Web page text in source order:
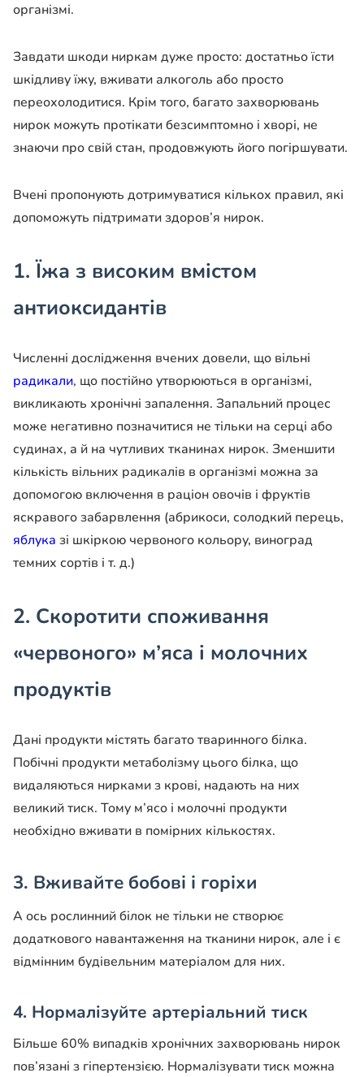
організмі.
Завдати шкоди ниркам дуже просто: достатньо їсти
шкідливу їжу, вживати алкоголь або просто
переохолодитися. Крім того, багато захворювань
нирок можуть протікати безсимптомно і хворі, не
знаючи про свій стан, продовжують його погіршувати.
Вчені пропонують дотримуватися кількох правил, які
допоможуть підтримати здоров’я нирок.
1. Їжа з високим вмістом
антиоксидантів
Численні дослідження вчених довели, що вільні
радикали, що постійно утворюються в організмі,
викликають хронічні запалення. Запальний процес
може негативно позначитися не тільки на серці або
судинах, а й на чутливих тканинах нирок. Зменшити
кількість вільних радикалів в організмі можна за
допомогою включення в раціон овочів і фруктів
яскравого забарвлення (абрикоси, солодкий перець,
яблука зі шкіркою червоного кольору, виноград
темних сортів і т. д.)
2. Скоротити споживання
«червоного» м’яса і молочних
продуктів
Дані продукти містять багато тваринного білка.
Побічні продукти метаболізму цього білка, що
видаляються нирками з крові, надають на них
великий тиск. Тому м’ясо і молочні продукти
необхідно вживати в помірних кількостях.
3. Вживайте бобові і горіхи
А ось рослинний білок не тільки не створює
додаткового навантаження на тканини нирок, але і є
відмінним будівельним матеріалом для них.
4. Нормалізуйте артеріальний тиск
Більше 60% випадків хронічних захворювань нирок
пов’язані з гіпертензією. Нормалізувати тиск можна